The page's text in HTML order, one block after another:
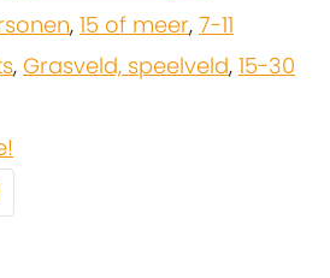
, 15 of meer, 7-11
, Grasveld, speelveld, 15-30